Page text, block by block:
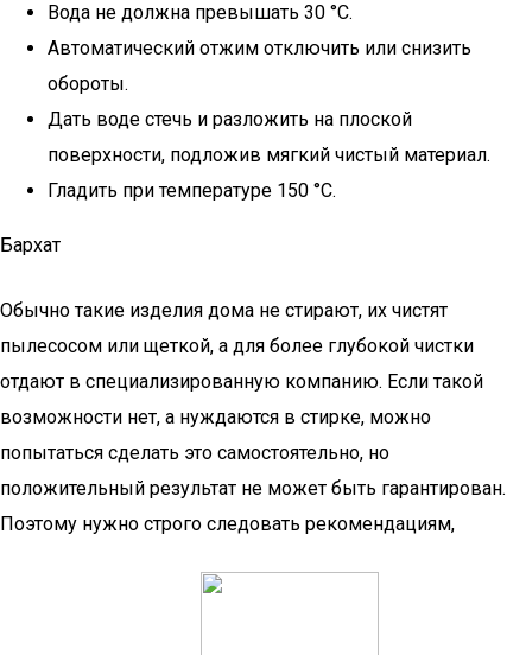
Вода не должна превышать 30 °C.
Автоматический отжим отключить или снизить
обороты.
Дать воде стечь и разложить на плоской
поверхности, подложив мягкий чистый материал.
Гладить при температуре 150 °C.
Бархат
Обычно такие изделия дома не стирают, их чистят
пылесосом или щеткой, а для более глубокой чистки
отдают в специализированную компанию. Если такой
возможности нет, а нуждаются в стирке, можно
попытаться сделать это самостоятельно, но
положительный результат не может быть гарантирован.
Поэтому нужно строго следовать рекомендациям,